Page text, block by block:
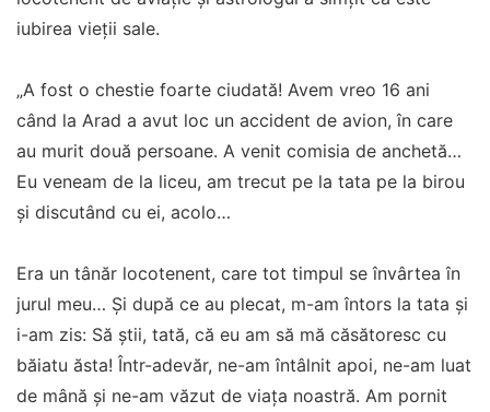
iubirea vieții sale.
„A fost o chestie foarte ciudată! Avem vreo 16 ani
când la Arad a avut loc un accident de avion, în care
au murit două persoane. A venit comisia de anchetă…
Eu veneam de la liceu, am trecut pe la tata pe la birou
și discutând cu ei, acolo…
Era un tânăr locotenent, care tot timpul se învârtea în
jurul meu… Și după ce au plecat, m-am întors la tata și
i-am zis: Să știi, tată, că eu am să mă căsătoresc cu
băiatu ăsta! Într-adevăr, ne-am întâlnit apoi, ne-am luat
de mână și ne-am văzut de viața noastră. Am pornit